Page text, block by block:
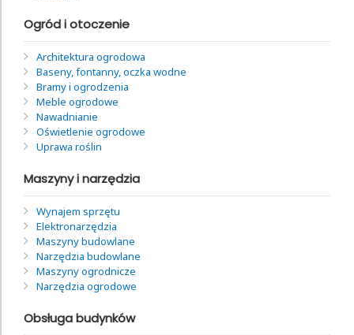
Ogród i otoczenie
Architektura ogrodowa
Baseny, fontanny, oczka wodne
Bramy i ogrodzenia
Meble ogrodowe
Nawadnianie
Oświetlenie ogrodowe
Uprawa roślin
Maszyny i narzędzia
Wynajem sprzętu
Elektronarzędzia
Maszyny budowlane
Narzędzia budowlane
Maszyny ogrodnicze
Narzędzia ogrodowe
Obsługa budynków